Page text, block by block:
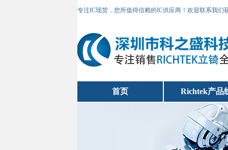
专注IC现货，您所值得信赖的IC供应商！欢迎联系我们
首页 Richtek产品